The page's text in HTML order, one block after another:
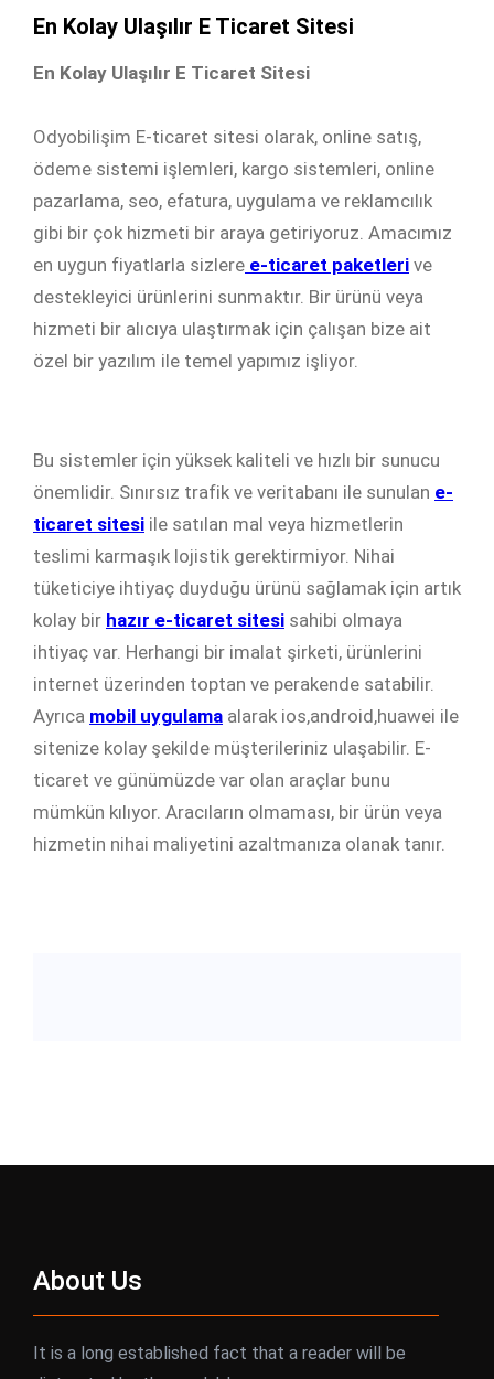
o
k
r
I
n
r
a
En Kolay Ulaşılır E Ticaret Sitesi
En Kolay Ulaşılır E Ticaret Sitesi
Odyobilişim E-ticaret sitesi olarak, online satış,
ödeme sistemi işlemleri, kargo sistemleri, online
pazarlama, seo, efatura, uygulama ve reklamcılık
gibi bir çok hizmeti bir araya getiriyoruz. Amacımız
en uygun fiyatlarla sizlere e-ticaret paketleri ve
destekleyici ürünlerini sunmaktır. Bir ürünü veya
hizmeti bir alıcıya ulaştırmak için çalışan bize ait
özel bir yazılım ile temel yapımız işliyor.
Bu sistemler için yüksek kaliteli ve hızlı bir sunucu
önemlidir. Sınırsız trafik ve veritabanı ile sunulan e-
ticaret sitesi ile satılan mal veya hizmetlerin
teslimi karmaşık lojistik gerektirmiyor. Nihai
tüketiciye ihtiyaç duyduğu ürünü sağlamak için artık
kolay bir hazır e-ticaret sitesi sahibi olmaya
ihtiyaç var. Herhangi bir imalat şirketi, ürünlerini
internet üzerinden toptan ve perakende satabilir.
Ayrıca mobil uygulama alarak ios,android,huawei ile
sitenize kolay şekilde müşterileriniz ulaşabilir. E-
ticaret ve günümüzde var olan araçlar bunu
mümkün kılıyor. Aracıların olmaması, bir ürün veya
hizmetin nihai maliyetini azaltmanıza olanak tanır.
About Us
It is a long established fact that a reader will be